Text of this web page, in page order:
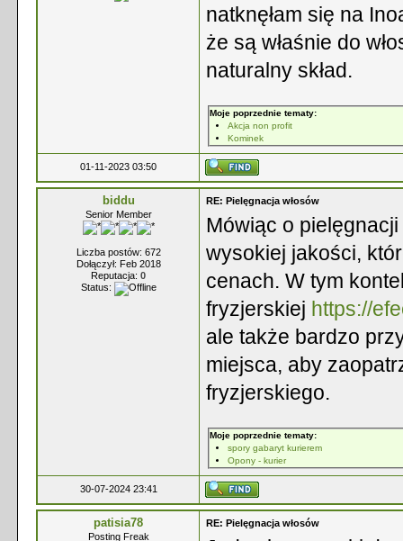
natknęłam się na
że są właśnie do
naturalny skład.
Moje poprzednie tematy:
Akcja non profit
Kominek
01-11-2023 03:50
biddu
Senior Member
Liczba postów: 672
Dołączył: Feb 2018
Reputacja: 0
Status:
RE: Pielęgnacja włosów
Mówiąc o
wysokiej jakości,
cenach. W tym
fryzjerskiej https://
ale także bardzo
miejsca, aby
fryzjerskiego.
Moje poprzednie tematy:
spory gabaryt kurierem
Opony - kurier
30-07-2024 23:41
patisia78
Posting Freak
RE: Pielęgnacja włosów